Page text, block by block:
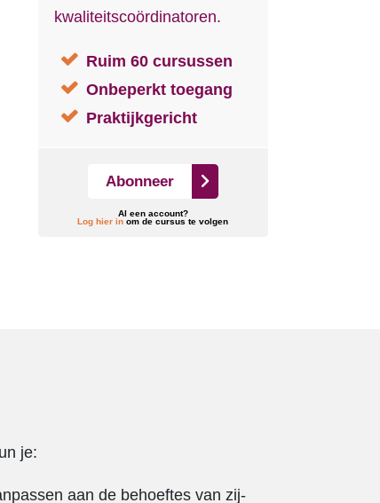
kwaliteitscoördinatoren.
Ruim 60 cursussen
Onbeperkt toegang
Praktijkgericht
Abonneer
Al een account?
Log hier in om de cursus te volgen
je:
aan de behoeftes van zij-